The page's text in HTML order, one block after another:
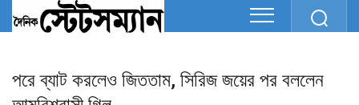
পরে ব্যাট করলেও জিততাম, সিরিজ জয়ের পর বললেন